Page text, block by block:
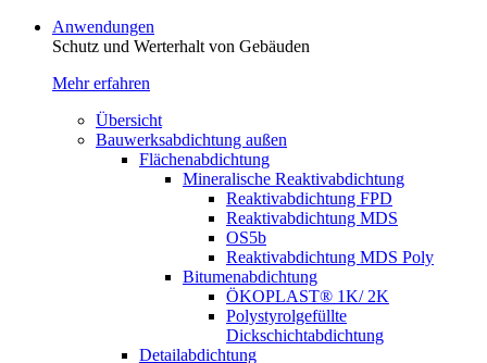
Anwendungen
Schutz und Werterhalt von Gebäude­n
Mehr erfahren
Übersicht
Bauwerksabdichtung außen
Flächenabdichtung
Mineralische Reaktivabdichtung
Reaktivabdichtung FPD
Reaktivabdichtung MDS
OS5b
Reaktivabdichtung MDS Poly
Bitumenabdichtung
ÖKOPLAST® 1K/ 2K
Polystyrolgefüllte
Dickschichtabdichtung
Detailabdichtung